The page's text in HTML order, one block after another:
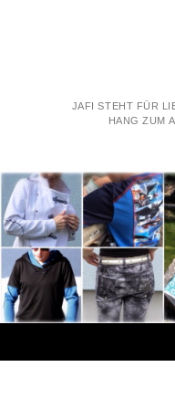
JAFI STEHT FÜR
HANG ZUM